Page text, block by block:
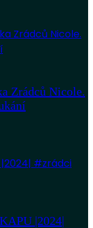
Zrádců Nicole.
|2024|